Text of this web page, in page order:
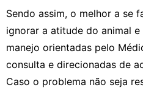
Sendo assim, o melhor a se
ignorar a atitude do animal
manejo orientadas pelo
consulta e direcionadas de
Caso o problema não seja